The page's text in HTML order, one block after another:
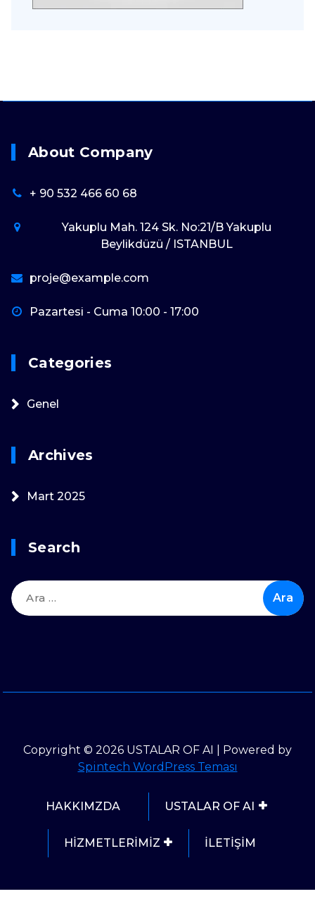
About Company
+ 90 532 466 60 68
Yakuplu Mah. 124 Sk. No:21/B Yakuplu
Beylikdüzü / ISTANBUL
proje@example.com
Pazartesi - Cuma 10:00 - 17:00
Categories
Genel
Archives
Mart 2025
Search
Arama:
Copyright © 2026 USTALAR OF AI | Powered by
Spintech WordPress Teması
HAKKIMZDA USTALAR OF AI
HİZMETLERİMİZ İLETİŞİM